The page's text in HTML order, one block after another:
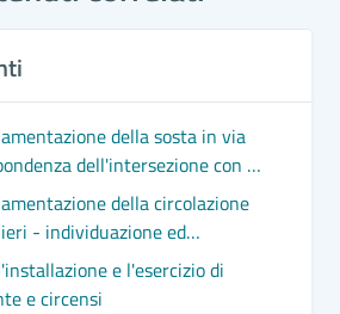
della sosta in via
dell'intersezione con il
della circolazione
- individuazione ed
dedicate alla sosta di
e l'esercizio di
e circensi